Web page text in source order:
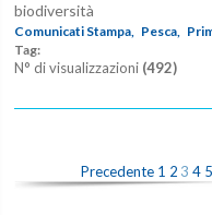
biodiversità
Comunicati Stampa, Pesca,
Tag:
N° di visualizzazioni (492)
Precedente 1 2 3 4 5